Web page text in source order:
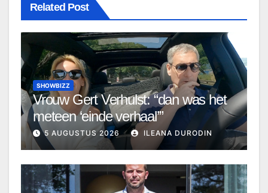
Related Post
SHOWBIZZ
Vrouw Gert Verhulst: “dan was het
meteen ‘einde verhaal’”
5 AUGUSTUS 2026 ILEANA DURODIN